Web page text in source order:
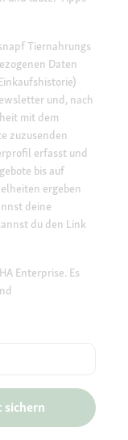
Tiernahrungs
Daten
und, nach
mit dem
zuzusenden
erfasst und
bis auf
ergeben
deine
du den Link
Enterprise. Es
sichern